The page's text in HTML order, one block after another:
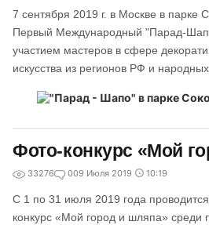
7 сентября 2019 г. в Москве в парке
Первый Международный "Парад-
участием мастеров в сфере
искусства из регионов РФ и
Фото-конкурс «Мой
33276 009 Июля 2019 10:19
С 1 по 31 июля 2019 года
конкурс «Мой город и шляпа» среди